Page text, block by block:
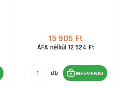
15 905 Ft
ÁFA nélkül 12 524 Ft
db MEGVENNI